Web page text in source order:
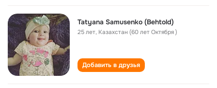
Tatyana Samusenko (Behtold)
25 лет, Казахстан (60 лет Октября )
Добавить в друзья